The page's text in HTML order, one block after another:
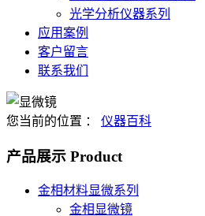
光学分析仪器系列
应用案例
客户留言
联系我们
您当前的位置 ： 仪器百科
产品展示 Product
金相材料显微系列
金相显微镜